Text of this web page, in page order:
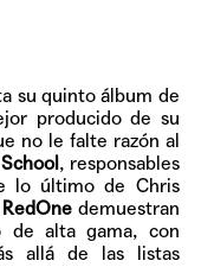
su quinto álbum de
producido de su
no le falte razón al
, responsables
lo último de Chris
RedOne demuestran
de alta gama, con
allá de las listas